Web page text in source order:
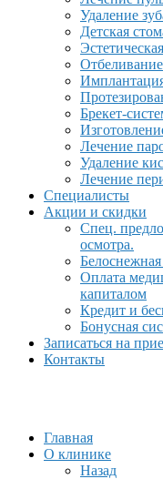
Удаление
Детская
Брекет-
Лечение
Удаление
Лечение
Специалисты
Акции и скидки
Спец.
осмотра.
Оплата
капиталом
Кредит и
Бонусная
Записаться на
Контакты
Главная
О клинике
Назад